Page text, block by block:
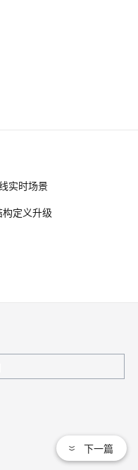
实时场景
定义升级
下一篇